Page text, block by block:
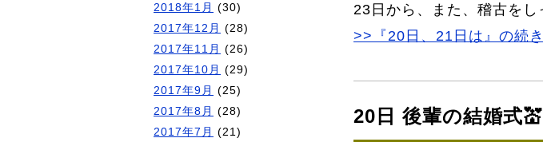
23日から、また、稽古をし
>>『20日、21日は』の続
20日 後輩の結婚式💒
2018年1月
(30)
2017年12月
(28)
2017年11月
(26)
2017年10月
(29)
2017年9月
(25)
2017年8月
(28)
2017年7月
(21)